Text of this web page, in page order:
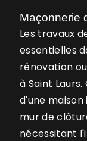
Maçonnerie
Les travaux
essentielles
rénovation
à Saint
d'une maison
mur de
nécessitant